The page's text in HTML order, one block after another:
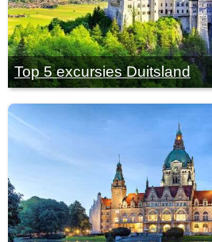
Top 5 excursies Duitsland